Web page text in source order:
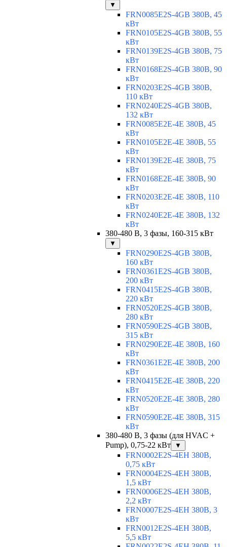
▼
FRN0085E2S-4GB 380В, 45
кВт
FRN0105E2S-4GB 380В, 55
кВт
FRN0139E2S-4GB 380В, 75
кВт
FRN0168E2S-4GB 380В, 90
кВт
FRN0203E2S-4GB 380В,
110 кВт
FRN0240E2S-4GB 380В,
132 кВт
FRN0085E2E-4E 380В, 45
кВт
FRN0105E2E-4E 380В, 55
кВт
FRN0139E2E-4E 380В, 75
кВт
FRN0168E2E-4E 380В, 90
кВт
FRN0203E2E-4E 380В, 110
кВт
FRN0240E2E-4E 380В, 132
кВт
380-480 В, 3 фазы, 160-315 кВт
▼
FRN0290E2S-4GB 380В,
160 кВт
FRN0361E2S-4GB 380В,
200 кВт
FRN0415E2S-4GB 380В,
220 кВт
FRN0520E2S-4GB 380В,
280 кВт
FRN0590E2S-4GB 380В,
315 кВт
FRN0290E2E-4E 380В, 160
кВт
FRN0361E2E-4E 380В, 200
кВт
FRN0415E2E-4E 380В, 220
кВт
FRN0520E2E-4E 380В, 280
кВт
FRN0590E2E-4E 380В, 315
кВт
380-480 В, 3 фазы (для HVAC +
Pump), 0,75-22 кВт
▼
FRN0002E2S-4EH 380В,
0,75 кВт
FRN0004E2S-4EH 380В,
1,5 кВт
FRN0006E2S-4EH 380В,
2,2 кВт
FRN0007E2S-4EH 380В, 3
кВт
FRN0012E2S-4EH 380В,
5,5 кВт